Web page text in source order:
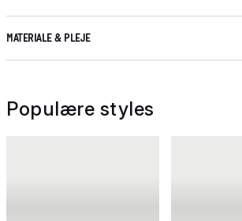
MATERIALE & PLEJE
Populære styles